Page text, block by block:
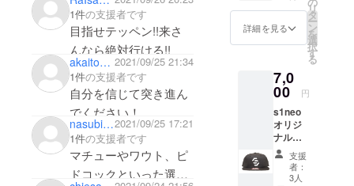
い、でも楽しかった」
を連発していたライト
君の姿が今も脳裏によ
みがえります。
https://tannenbaum.hat
enadiary.jp/entry/2019/0
2/09/182334 ずっと
ヨーロッパでシクロク
ロスを走りたいと表明
し続けていて実現でき
1件の支援者です
目指せテッペン!!来さ
んなら絶対行ける!!
akaitorinoko 2021/09/25 21:34
1件の支援者です
自分を信じて突き進ん
でください！
nasubikamen2021/09/25 17:21
1件の支援者です
マチューやワウト、ピ
ドコックといった選手
XLはと
ても大
きいで
す。お
けくだ
さい。
詳細を見る
リ
タ
ー
ン
を
選
択
す
る
7,0
00 円
s1neo
オリジ
ナル
キャッ
プ ＊写
真はイ
支援
者：
3人